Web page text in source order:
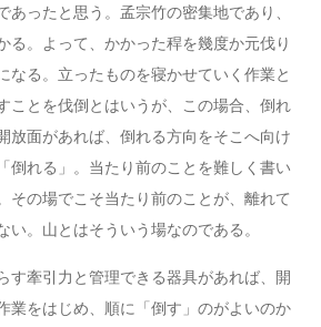
あったと思う。孟宗竹の密集地であり、
る。よって、かかった稈を幾度か元伐り
なる。立ったものを寝かせていく作業と
ことを伐倒とはいうが、この場合、倒れ
放面があれば、倒れる方向をそこへ向け
倒れる」。当たり前のことを難しく書い
その場でこそ当たり前のことが、離れて
い。山とはそういう場なのである。
す牽引力と管理できる器具があれば、開
業をはじめ、順に「倒す」のがよいのか